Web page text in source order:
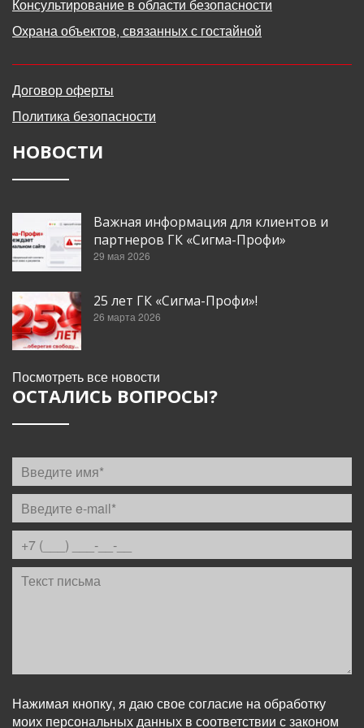
Консультирование в области безопасности
Охрана объектов, связанных с гостайной
Договор оферты
Политика безопасности
НОВОСТИ
Важная информация для клиентов и
партнеров ГК «Сигма-Профи»
29 мая 2026
25 лет ГК «Сигма-Профи»!
26 марта 2026
Посмотреть все новости
ОСТАЛИСЬ ВОПРОСЫ?
Нажимая кнопку, я даю свое согласие на обработку
моих персональных данных в соответствии с законом